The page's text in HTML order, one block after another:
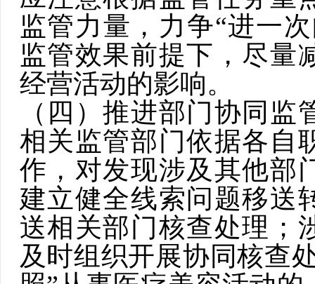
监管力量，力争“进一
监管效果前提下，尽量
经营活动的影响。
（四）推进部门协同监
相关监管部门依据各自
作，对发现涉及其他部
建立健全线索问题移送
送相关部门核查处理；
及时组织开展协同核查